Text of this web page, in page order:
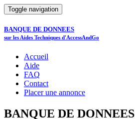
Toggle navigation
BANQUE DE DONNEES
sur les Aides Techniques d'AccessAndGo
Accueil
Aide
FAQ
Contact
Placer une annonce
BANQUE DE DONNEES